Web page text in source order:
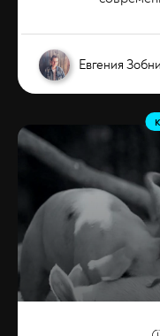
Евгения